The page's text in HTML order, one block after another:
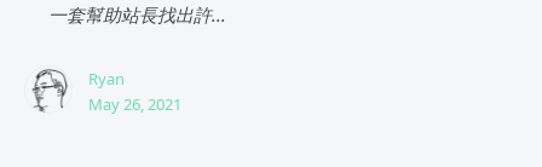
一套幫助站長找出許...
Ryan
May 26, 2021